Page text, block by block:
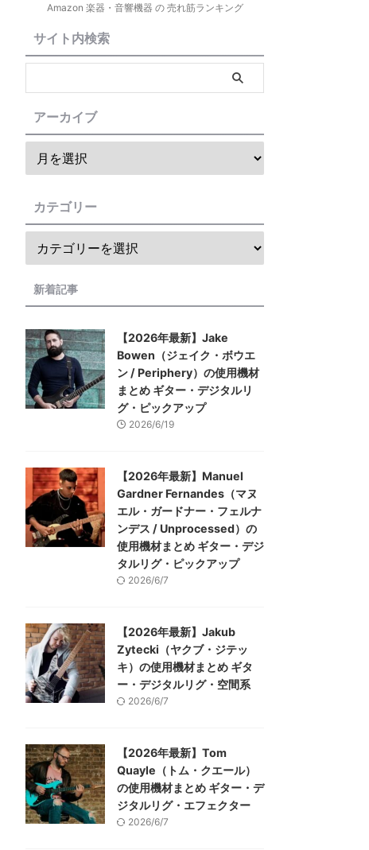
Amazon 楽器・音響機器 の 売れ筋ランキング
サイト内検索
アーカイブ
カテゴリー
新着記事
【2026年最新】Jake
Bowen（ジェイク・ボウエ
ン / Periphery）の使用機材
まとめ ギター・デジタルリ
グ・ピックアップ
2026/6/19
【2026年最新】Manuel
Gardner Fernandes（マヌ
エル・ガードナー・フェルナ
ンデス / Unprocessed）の
使用機材まとめ ギター・デジ
タルリグ・ピックアップ
2026/6/7
【2026年最新】Jakub
Zytecki（ヤクブ・ジテッ
キ）の使用機材まとめ ギタ
ー・デジタルリグ・空間系
2026/6/7
【2026年最新】Tom
Quayle（トム・クエール）
の使用機材まとめ ギター・デ
ジタルリグ・エフェクター
2026/6/7